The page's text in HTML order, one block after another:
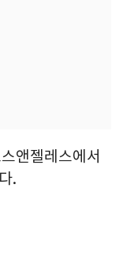
앤젤레스에서
.